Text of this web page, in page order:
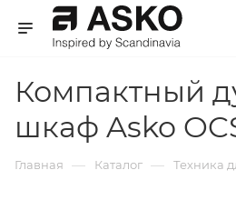
Компактный
шкаф Asko
Главная — Каталог — Техника